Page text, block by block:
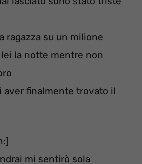
ragazza su un milione
la notte mentre non
aver finalmente trovato il
mi sentirò sola